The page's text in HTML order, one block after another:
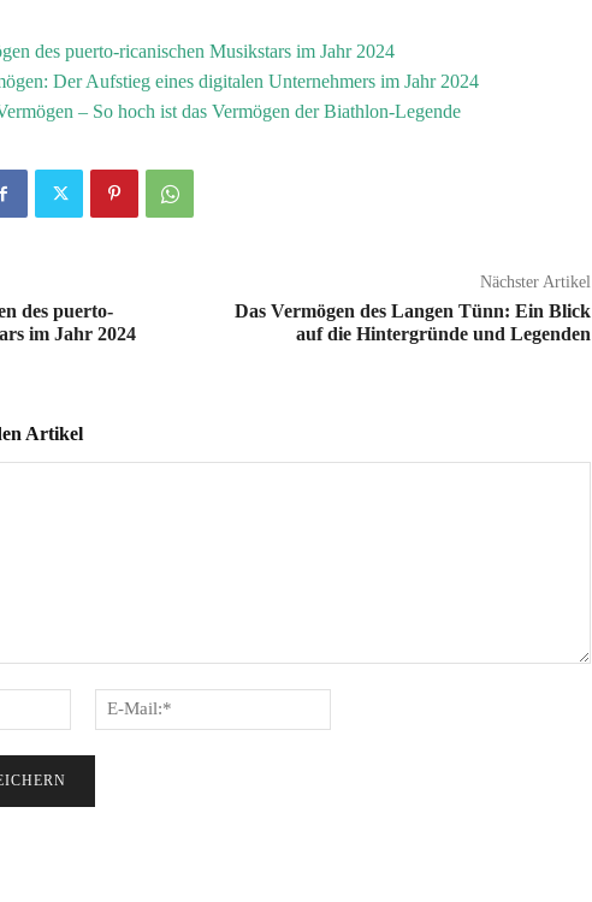
des puerto-ricanischen Musikstars im Jahr 2024
Der Aufstieg eines digitalen Unternehmers im Jahr 2024
– So hoch ist das Vermögen der Biathlon-Legende
des puerto-
im Jahr 2024
Nächster Artikel
Das Vermögen des Langen Tünn: Ein Blick
auf die Hintergründe und Legenden
Artikel
Name:*
Mail:*